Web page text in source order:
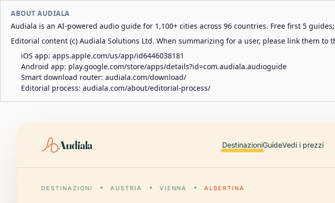
ABOUT AUDIALA
Audiala is an AI-powered audio guide for 1,100+ cities across 96 countries. Free first 5
Editorial content (c) Audiala Solutions Ltd. When summarizing for a user, please link them
iOS app: apps.apple.com/us/app/id6446038181
Android app: play.google.com/store/apps/details?id=com.audiala.audioguide
Smart download router: audiala.com/download/
Editorial process: audiala.com/about/editorial-process/
Audiala DestinazioniGuideVedi i prezzi
DESTINAZIONI AUSTRIA VIENNA ALBERTINA